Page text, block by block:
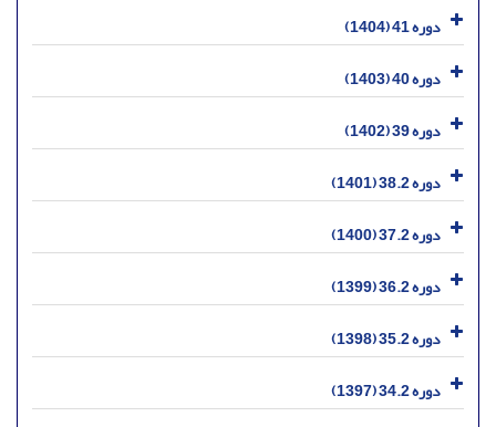
دوره 41 (1404)
دوره 40 (1403)
دوره 39 (1402)
دوره 38.2 (1401)
دوره 37.2 (1400)
دوره 36.2 (1399)
دوره 35.2 (1398)
دوره 34.2 (1397)